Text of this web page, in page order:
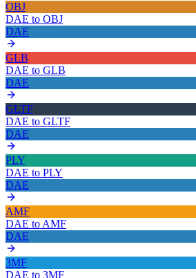
OBJ
DAE to OBJ
DAE
GLB
DAE to GLB
DAE
GLTF
DAE to GLTF
DAE
PLY
DAE to PLY
DAE
AMF
DAE to AMF
DAE
3MF
DAE to 3MF